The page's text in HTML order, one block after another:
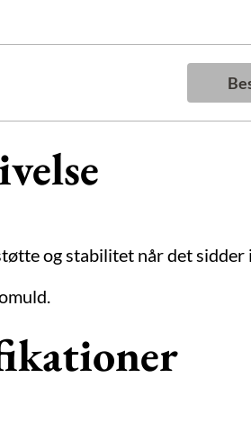
og stabilitet når det sidder